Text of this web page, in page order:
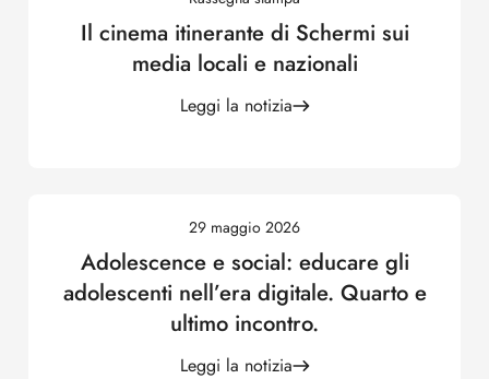
Il cinema itinerante di Schermi sui
media locali e nazionali
Leggi la notizia
29 maggio 2026
Adolescence e social: educare gli
adolescenti nell’era digitale. Quarto e
ultimo incontro.
Leggi la notizia